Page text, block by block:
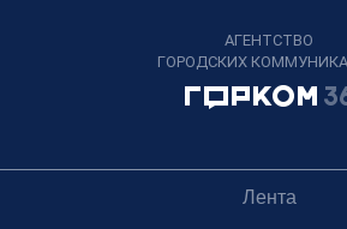
АГЕНТСТВО
ГОРОДСКИХ
Лента